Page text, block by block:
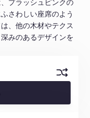
プラッシュピンクの
さわしい座席のよう
、他の木材やテクス
みのあるデザインを